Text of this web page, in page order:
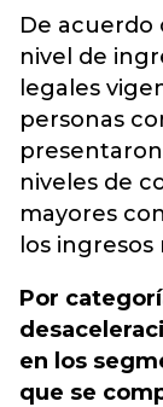
De acuerdo
nivel de
legales
personas
niveles de
mayores
los
Por
en los
que se